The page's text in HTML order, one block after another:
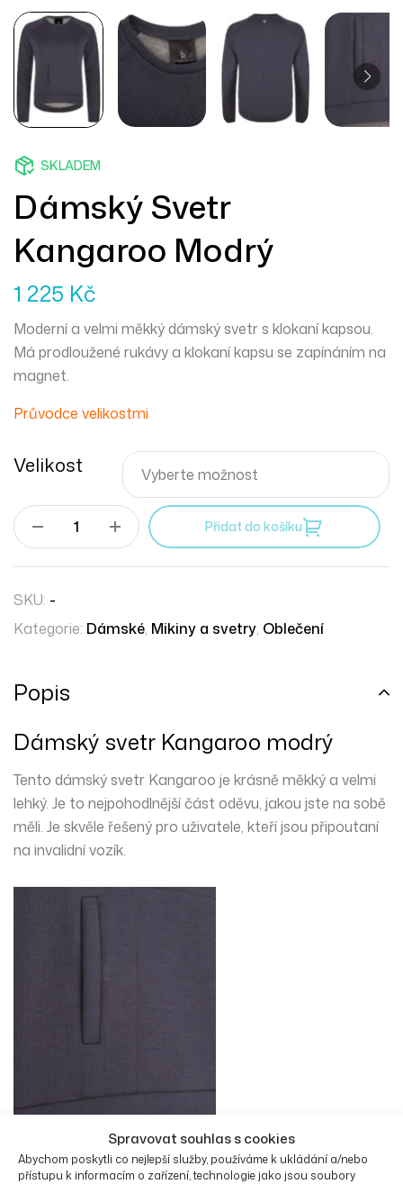
Spravovat souhlas s cookies
Abychom poskytli co nejlepší služby, používáme k ukládání a/nebo
přístupu k informacím o zařízení, technologie jako jsou soubory
SKLADEM
Dámský Svetr
Kangaroo Modrý
1 225 Kč
Moderní a velmi měkký dámský svetr s klokaní kapsou.
Má prodloužené rukávy a klokaní kapsu se zapínáním na
magnet.
Průvodce velikostmi
Velikost
Přidat do košíku
SKU: -
Kategorie: Dámské, Mikiny a svetry, Oblečení
Popis
Dámský svetr Kangaroo modrý
Tento dámský svetr Kangaroo je krásně měkkýa velmi
lehký. Je to nejpohodlnějšíčást oděvu, jakou jste na sobě
měli. Je skvěle řešený pro uživatele, kteří jsou připoutaní
na invalidní vozík.
Klokaní kapsa